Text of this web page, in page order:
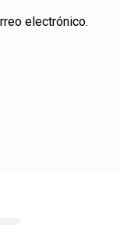
electrónico.